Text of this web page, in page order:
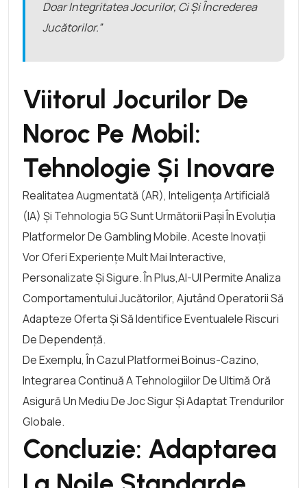
Doar Integritatea Jocurilor, Ci Și Încrederea
Jucătorilor.”
Viitorul Jocurilor De
Noroc Pe Mobil:
Tehnologie Și Inovare
Realitatea Augmentată (AR), Inteligența Artificială
(IA) Și Tehnologia 5G Sunt Următorii Pași În Evoluția
Platformelor De Gambling Mobile. Aceste Inovații
Vor Oferi Experiențe Mult Mai Interactive,
Personalizate Și Sigure. În Plus,AI-Ul Permite Analiza
Comportamentului Jucătorilor, Ajutând Operatorii Să
Adapteze Oferta Și Să Identifice Eventualele Riscuri
De Dependență.
De Exemplu, În Cazul Platformei Boinus-Cazino,
Integrarea Continuă A Tehnologiilor De Ultimă Oră
Asigură Un Mediu De Joc Sigur Și Adaptat Trendurilor
Globale.
Concluzie: Adaptarea